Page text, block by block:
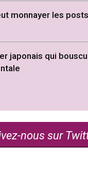
monnayer les
japonais qui
nous sur